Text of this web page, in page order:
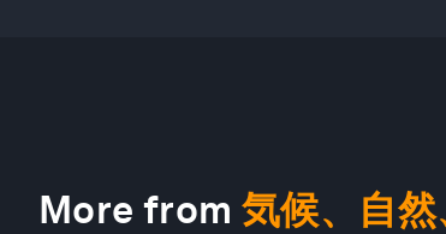
More from 気候、自